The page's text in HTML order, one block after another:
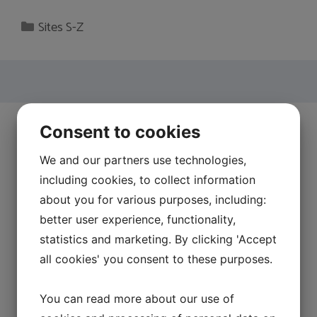
Categories
Sites S-Z
Lahjakassi, rahtipussi
25. March 2014 byCharlotte
Lahjakassi logolla tai ilman Lahjakassi on piste iin
päällä. Se on osa sitä, miltä yrityksesi näyttää ulospäin.
Siksi ei ole samantekevää minkälaiseen lahjataskuun
tavarasi laitat. Meillä on suuri valikoima lahjataskuja,
valikoima yrityksemme kotisivulta ja lue lisää
Consent to cookies
We and our partners use technologies,
including cookies, to collect information
about you for various purposes, including:
better user experience, functionality,
statistics and marketing. By clicking 'Accept
all cookies' you consent to these purposes.
You can read more about our use of